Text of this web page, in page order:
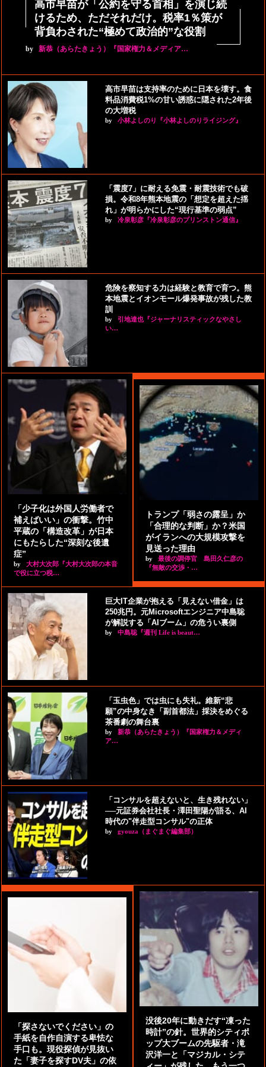
高市早苗が「公約を守る首相」を演じ続
けるため、ただそれだけ。税率1％策が
背負わされた“極めて政治的”な役割
by 新恭（あらたきょう）『国家権力＆メディア…
高市早苗は支持率のために日本を壊す。食
料品消費税1%の甘い誘惑に隠された2年後
の大増税
by 小林よしのり『小林よしのりライジング』
「震度7」に耐える免震・耐震技術でも破
損。令和8年熊本地震の「想定を超えた揺
れ」が明らかにした“現行基準の弱点”
by 冷泉彰彦『冷泉彰彦のプリンストン通信』
危険を察知する力は経験と教育で育つ。熊
本地震とイオンモール爆発事故が残した教
訓
by
引地達也『ジャーナリスティックなやさし
い…
「少子化は外国人労働者で
補えばいい」の衝撃。竹中
平蔵の「構造改革」が日本
にもたらした“深刻な後遺
症”
by
大村大次郎『大村大次郎の本音
で役に立つ税…
トランプ「弱さの露呈」か
「合理的な判断」か？米国
がイランへの大規模攻撃を
見送った理由
by
最後の調停官 島田久仁彦の
『無敵の交渉・…
巨大IT企業が抱える「見えない借金」は
250兆円。元Microsoftエンジニア中島聡
が解説する「AIブーム」の危うい裏側
by 中島聡『週刊 Life is beaut…
「玉虫色」では虫にも失礼。維新“悲
願”の中身なき「副首都法」採決をめぐる
茶番劇の舞台裏
by
新恭（あらたきょう）『国家権力＆メディ
ア…
「コンサルを超えないと、生き残れない」
──元証券会社社長・澤田聖陽が語る、AI
時代の"伴走型コンサル"の正体
by gyouza（まぐまぐ編集部）
「探さないでください」の
手紙を自作自演する卑怯な
手口も。現役探偵が見抜い
た「妻子を探すDV夫」の依
没後20年に動きだす“凍った
時計”の針。世界的シティポ
ップ大ブームの先駆者・滝
沢洋一と「マジカル・シテ